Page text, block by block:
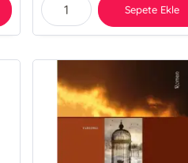
Sepete Ekle